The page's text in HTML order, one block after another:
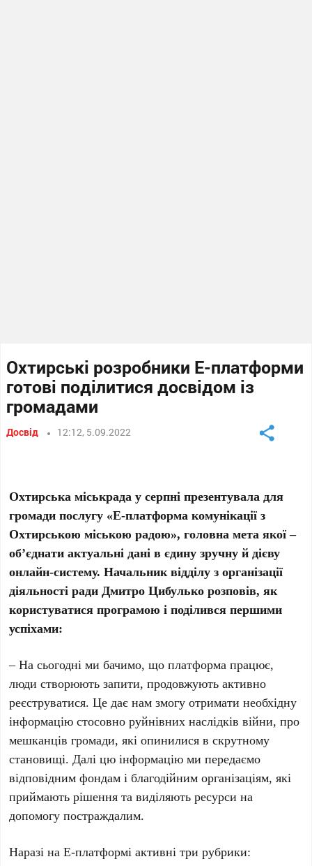
Охтирські розробники Е-платформи
готові поділитися досвідом із
громадами
Досвід 12:12, 5.09.2022
Охтирська міськрада у серпні презентувала для
громади послугу «Е-платформа комунікації з
Охтирською міською радою», головна мета якої –
об’єднати актуальні дані в єдину зручну й дієву
онлайн-систему. Начальник відділу з організації
діяльності ради Дмитро Цибулько розповів, як
користуватися програмою і поділився першими
успіхами:
– На сьогодні ми бачимо, що платформа працює,
люди створюють запити, продовжують активно
реєструватися. Це дає нам змогу отримати необхідну
інформацію стосовно руйнівних наслідків війни, про
мешканців громади, які опинилися в скрутному
становищі. Далі цю інформацію ми передаємо
відповідним фондам і благодійним організаціям, які
приймають рішення та виділяють ресурси на
допомогу постраждалим.
Наразі на Е-платформі активні три рубрики: